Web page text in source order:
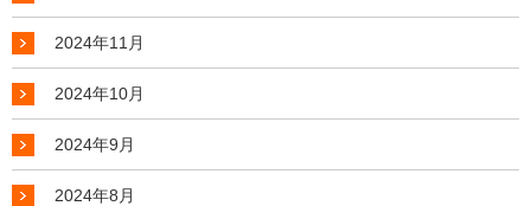
2024年11月
2024年10月
2024年9月
2024年8月